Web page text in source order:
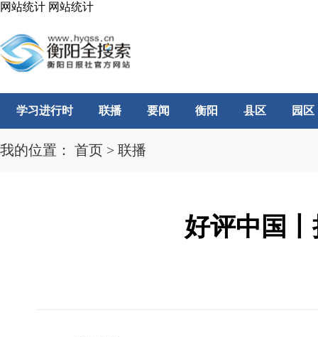
网站统计 网站统计
学习进行时 联播 要闻 衡阳 县区 园区
我的位置： 首页 > 联播
好评中国